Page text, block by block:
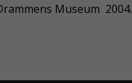
Museum 2004.